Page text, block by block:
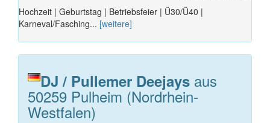
Hochzeit | Geburtstag | Betriebsfeier | Ü30/Ü40 |
Karneval/Fasching... [weitere]
DJ / Pullemer Deejays aus
50259 Pulheim (Nordrhein-
Westfalen)